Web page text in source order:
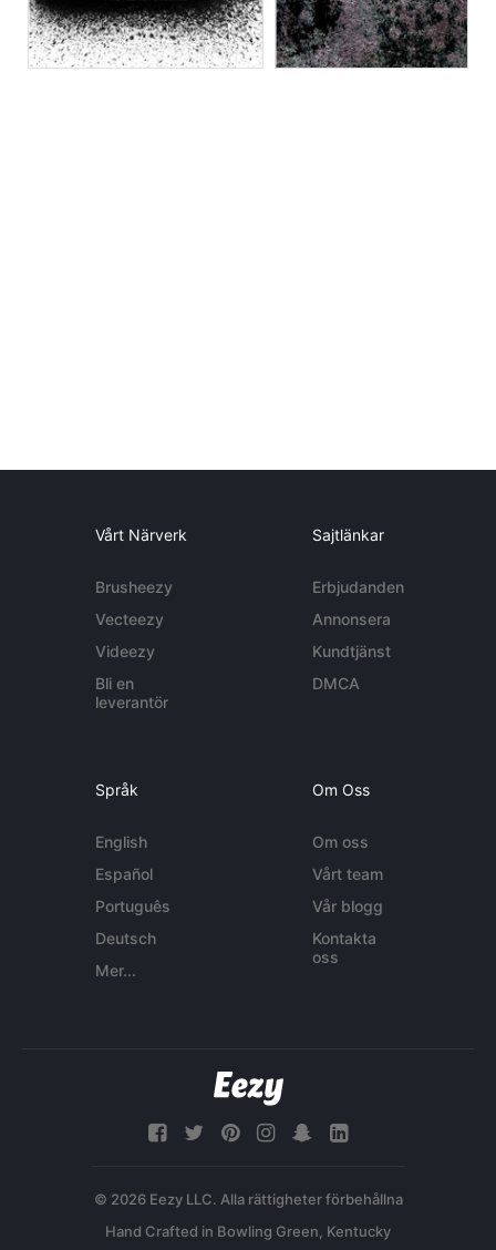
Vårt Närverk
Brusheezy
Vecteezy
Videezy
Bli en
leverantör
Sajtlänkar
Erbjudanden
Annonsera
Kundtjänst
DMCA
Språk
English
Español
Português
Deutsch
Mer...
Om Oss
Om oss
Vårt team
Vår blogg
Kontakta
oss
© 2026 Eezy LLC. Alla rättigheter förbehållna